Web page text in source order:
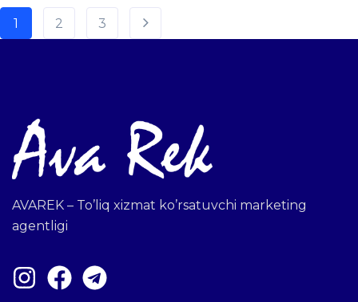
1 2 3
AVAREK – To’liq xizmat ko’rsatuvchi marketing
agentligi